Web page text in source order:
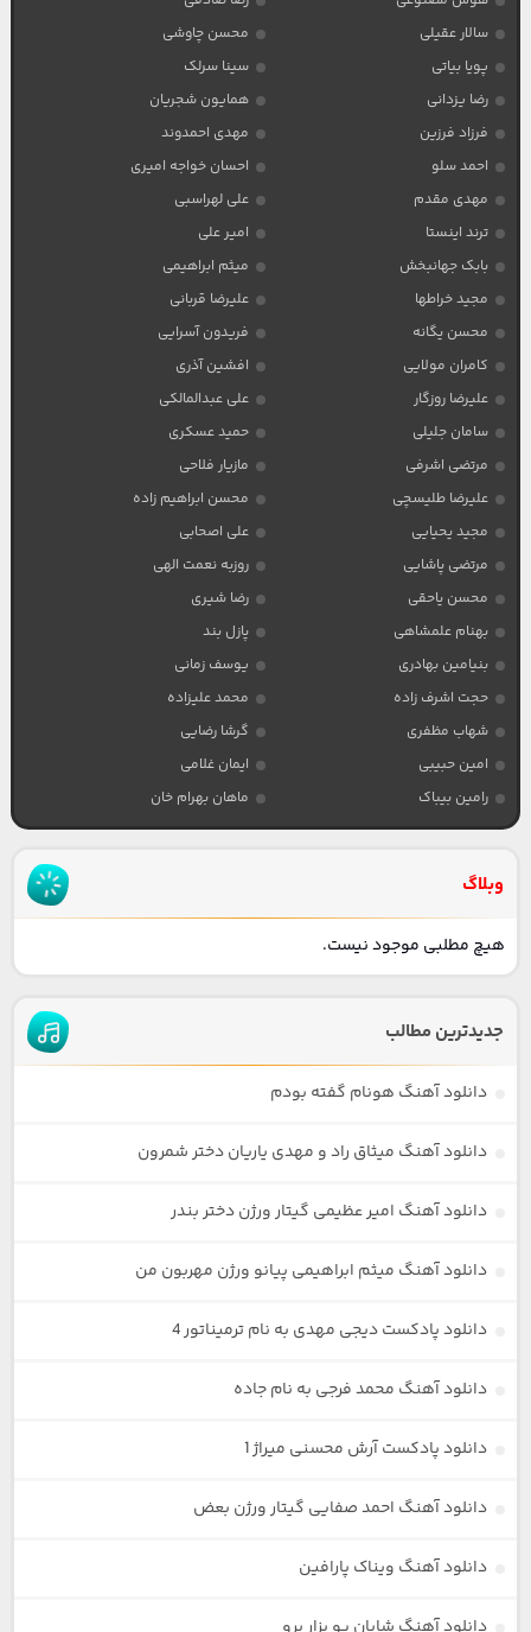
سالار عقیلی
محسن چاوشی
پویا بیاتی
سینا سرلک
رضا یزدانی
همایون شجریان
فرزاد فرزین
مهدی احمدوند
احمد سلو
احسان خواجه امیری
مهدی مقدم
علی لهراسبی
ترند اینستا
امیر علی
بابک جهانبخش
میثم ابراهیمی
مجید خراطها
علیرضا قربانی
محسن یگانه
فریدون آسرایی
کامران مولایی
افشین آذری
علیرضا روزگار
علی عبدالمالکی
سامان جلیلی
حمید عسکری
مرتضی اشرفی
مازیار فلاحی
علیرضا طلیسچی
محسن ابراهیم زاده
مجید یحیایی
علی اصحابی
مرتضی پاشایی
روزبه نعمت الهی
محسن یاحقی
رضا شیری
بهنام علمشاهی
پازل بند
بنیامین بهادری
یوسف زمانی
حجت اشرف زاده
محمد علیزاده
شهاب مظفری
گرشا رضایی
امین حبیبی
ایمان غلامی
رامین بیباک
ماهان بهرام خان
وبلاگ
هیچ مطلبی موجود نیست.
جدیدترین مطالب
دانلود آهنگ هونام گفته بودم
دانلود آهنگ میثاق راد و مهدی یاریان دختر شمرون
دانلود آهنگ امیر عظیمی گیتار ورژن دختر بندر
دانلود آهنگ میثم ابراهیمی پیانو ورژن مهربون من
دانلود پادکست دیجی مهدی به نام ترمیناتور 4
دانلود آهنگ محمد فرجی به نام جاده
دانلود پادکست آرش محسنی میراژ 1
دانلود آهنگ احمد صفایی گیتار ورژن بعض
دانلود آهنگ ویناک پارافین